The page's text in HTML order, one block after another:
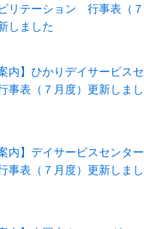
リテーション 行事表（７
しました
内】ひかりデイサービスセ
表（７月度）更新しまし
内】デイサービスセンター
表（７月度）更新しまし